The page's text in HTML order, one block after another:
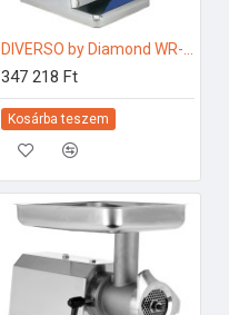
347 218 Ft
Kosárba teszem